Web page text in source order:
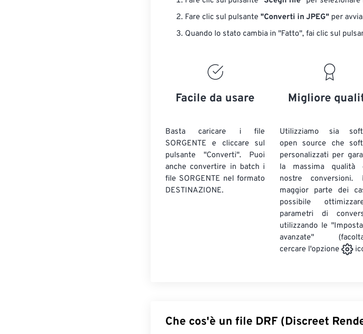
Fare clic sul pulsante "Converti in JPEG" per
Quando lo stato cambia in "Fatto", fai clic sul
Facile da usare
Basta caricare i file
SORGENTE e cliccare sul
pulsante "Converti". Puoi
anche convertire in batch i
file SORGENTE nel formato
DESTINAZIONE.
Migliore
Utilizziamo sia
open source che
personalizzati per
la massima qualità
nostre conversioni.
maggior parte dei
possibile
parametri di
utilizzando le
avanzate"
cercare l'opzione
Che cos'è un file DRF (Discreet